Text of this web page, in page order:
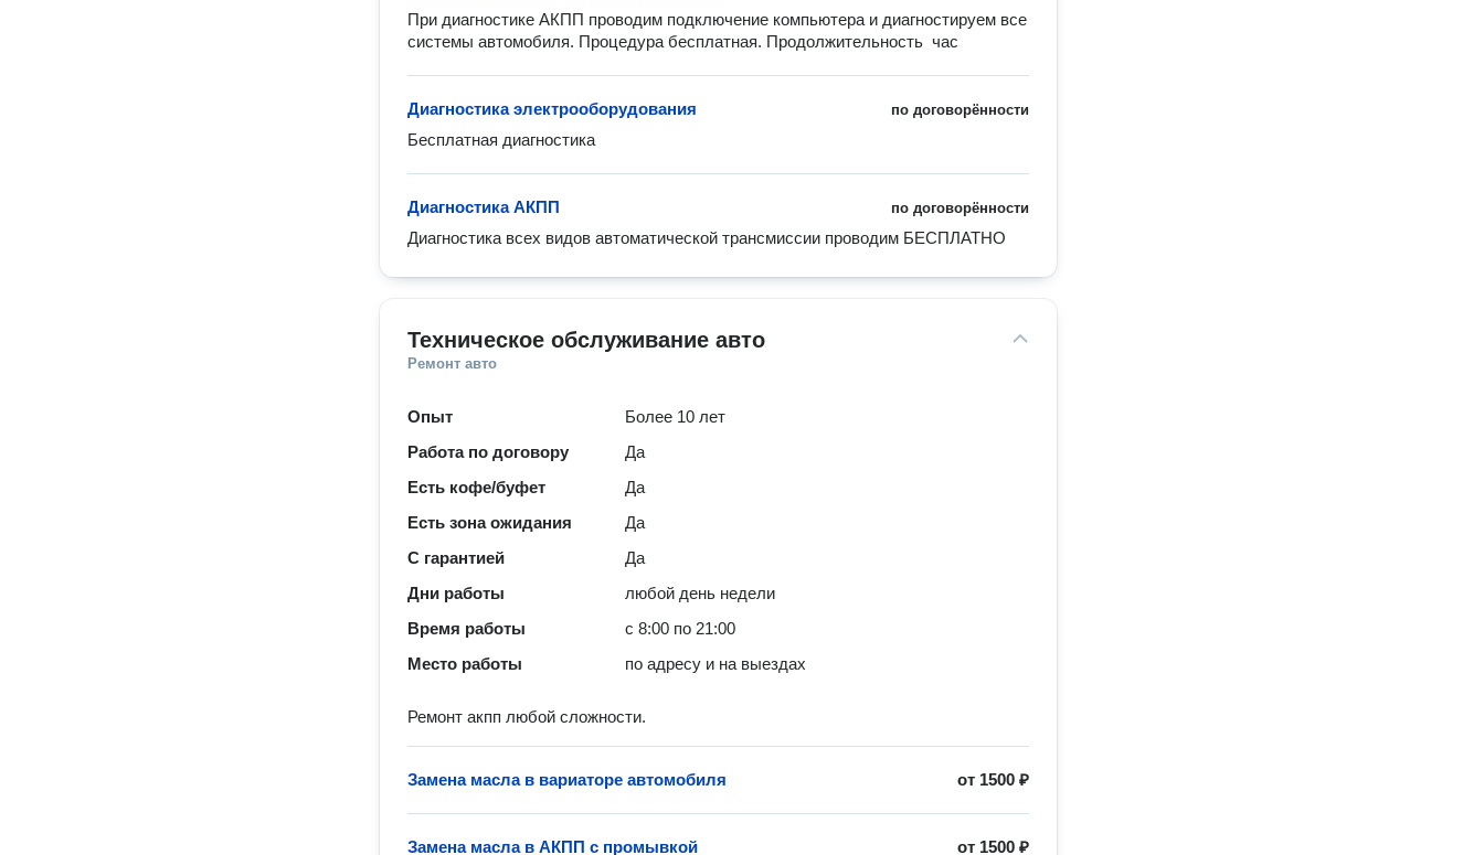
При диагностике АКПП проводим подключение компьютера и диагностируем все
системы автомобиля. Процедура бесплатная. Продолжительность  час
по договорённости
Диагностика электрооборудования
Бесплатная диагностика
по договорённости
Диагностика АКПП
Диагностика всех видов автоматической трансмиссии проводим БЕСПЛАТНО
Техническое обслуживание авто
Ремонт авто
Опыт
Более 10 лет
Работа по договору
Да
Есть кофе/буфет
Да
Есть зона ожидания
Да
С гарантией
Да
Дни работы
любой день недели
Время работы
с 8:00 по 21:00
Место работы
по адресу и на выездах
Ремонт акпп любой сложности.
от 1500 ₽
Замена масла в вариаторе автомобиля
от 1500 ₽
Замена масла в АКПП с промывкой